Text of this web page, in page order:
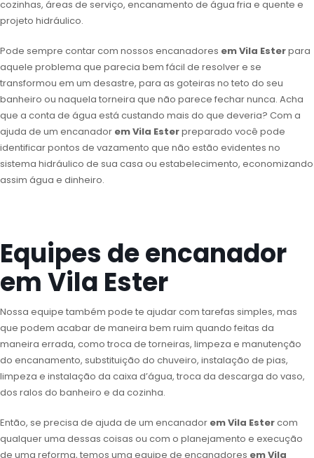
cozinhas, áreas de serviço, encanamento de água fria e quente e
projeto hidráulico.
Pode sempre contar com nossos encanadores em Vila Esterpara
aquele problema que parecia bem fácil de resolver e se
transformou em um desastre, para as goteiras no teto do seu
banheiro ou naquela torneira que não parece fechar nunca. Acha
que a conta de água está custando mais do que deveria? Com a
ajuda de um encanador em Vila Esterpreparado você pode
identificar pontos de vazamento que não estão evidentes no
sistema hidráulico de sua casa ou estabelecimento, economizando
assim água e dinheiro.
Equipes de encanador
em Vila Ester
Nossa equipe também pode te ajudar com tarefas simples, mas
que podem acabar de maneira bem ruim quando feitas da
maneira errada, como troca de torneiras, limpeza e manutenção
do encanamento, substituição do chuveiro, instalação de pias,
limpeza e instalação da caixa d’água, troca da descarga do vaso,
dos ralos do banheiro e da cozinha.
Então, se precisa de ajuda de um encanador em Vila Estercom
qualquer uma dessas coisas ou com o planejamento e execução
de uma reforma, temos uma equipe de encanadores em Vila